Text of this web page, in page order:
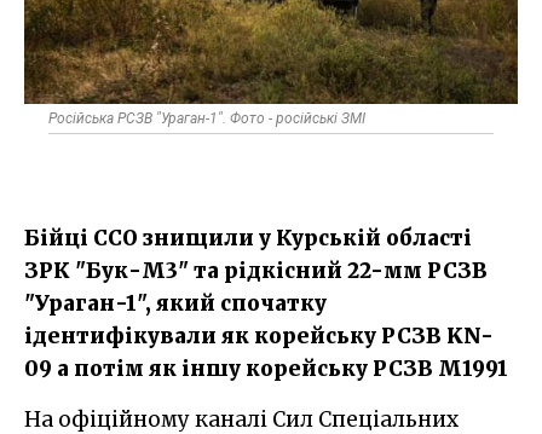
Російська РСЗВ "Ураган-1". Фото - російські ЗМІ
Бійці ССО знищили у Курській області
ЗРК "Бук-М3" та рідкісний 22-мм РСЗВ
"Ураган-1", який спочатку
ідентифікували як корейську РСЗВ KN-
09 а потім як іншу корейську РСЗВ M1991
На офіційному каналі Сил Спеціальних